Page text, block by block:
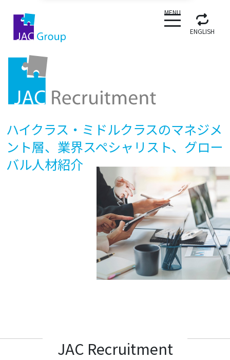
MENU
ENGLISH
ハイクラス・ミドルクラスのマネジメ
ント層、業界スペシャリスト、グロー
バル人材紹介
JAC Recruitment